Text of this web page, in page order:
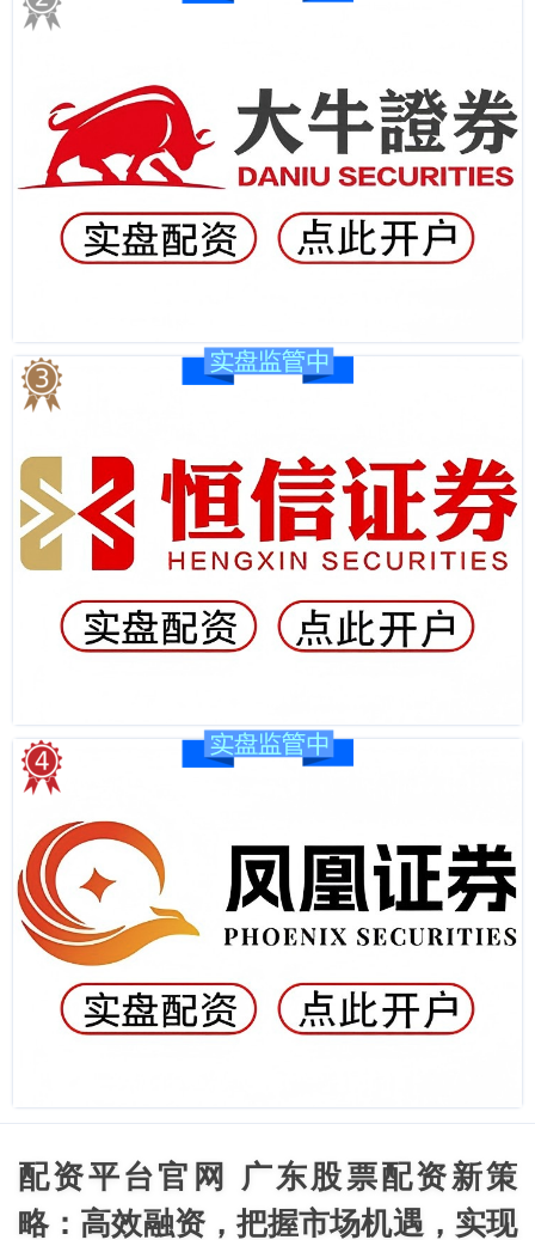
配资平台官网 广东股票配资新策
略：高效融资，把握市场机遇，实现